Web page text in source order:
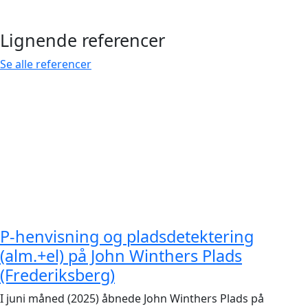
Lignende referencer
Se alle referencer
P-henvisning og pladsdetektering
(alm.+el) på John Winthers Plads
(Frederiksberg)
I juni måned (2025) åbnede John Winthers Plads på